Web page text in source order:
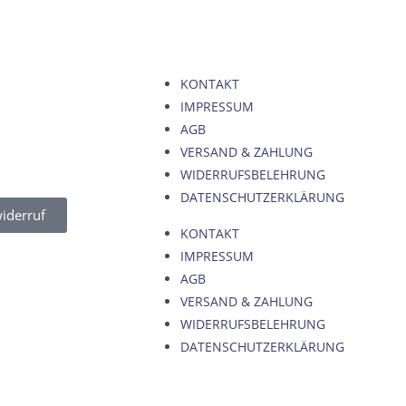
KONTAKT
IMPRESSUM
AGB
VERSAND & ZAHLUNG
WIDERRUFSBELEHRUNG
DATENSCHUTZERKLÄRUNG
KONTAKT
IMPRESSUM
AGB
VERSAND & ZAHLUNG
WIDERRUFSBELEHRUNG
DATENSCHUTZERKLÄRUNG